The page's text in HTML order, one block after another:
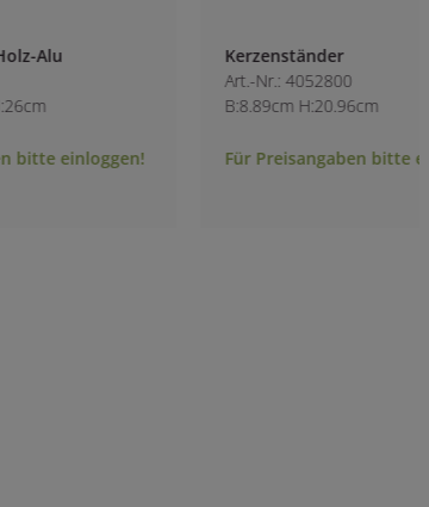
bitte einloggen!
Kerzenhalter Glas
Art.-Nr.: 2222600
B:8.5cm H:14.5cm
Für